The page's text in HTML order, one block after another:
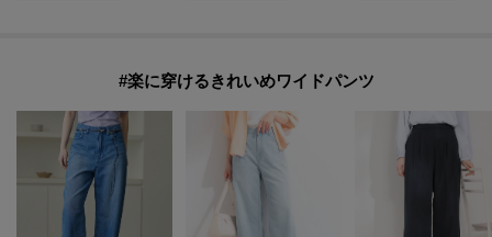
#楽に穿けるきれいめワイドパンツ